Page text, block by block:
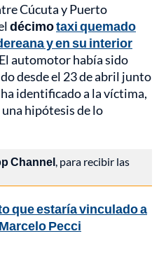
Cúcuta y Puerto
décimotaxi quemado
y en su interior
El automotor había sido
desde el 23 de abril junto
identificado a la víctima,
hipótesis de lo
Channel , para recibir las
que estaría vinculado a
Pecci